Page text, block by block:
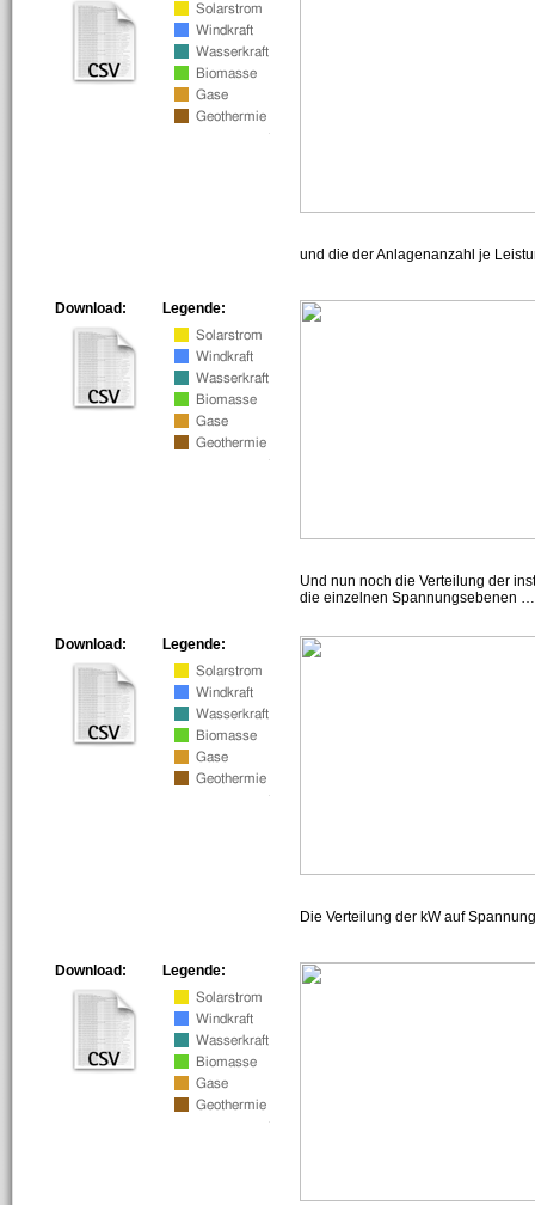
und die der Anlagenanzahl je
Legende:
Download:
Und nun noch die Verteilung der
die einzelnen Spannungsebenen
Legende:
Download:
Die Verteilung der kW auf
Legende:
Download: